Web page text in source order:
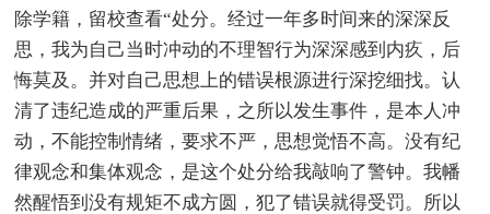
除学籍，留校查看“处分。经过一年多时间来的深深反
思，我为自己当时冲动的不理智行为深深感到内疚，后
悔莫及。并对自己思想上的错误根源进行深挖细找。认
清了违纪造成的严重后果，之所以发生事件，是本人冲
动，不能控制情绪，要求不严，思想觉悟不高。没有纪
律观念和集体观念，是这个处分给我敲响了警钟。我幡
然醒悟到没有规矩不成方圆，犯了错误就得受罚。所以